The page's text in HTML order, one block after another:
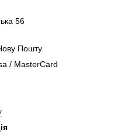
56
Пошту
/ MasterCard